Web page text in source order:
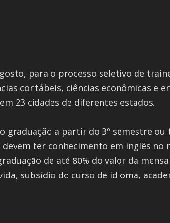
para o processo seletivo de
contábeis, ciências econômicas e
23 cidades de diferentes estados.
a partir do 3º semestre ou
ter conhecimento em inglês no
de até 80% do valor da
subsídio do curso de idioma,